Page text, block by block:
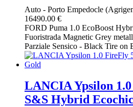
Auto - Porto Empedocle
16490.00 €
FORD Puma 1.0 EcoBoost
Fuoristrada Magnetic Grey
Parziale Sensico - Black Tire on
LANCIA Ypsilon
S&S Hybrid